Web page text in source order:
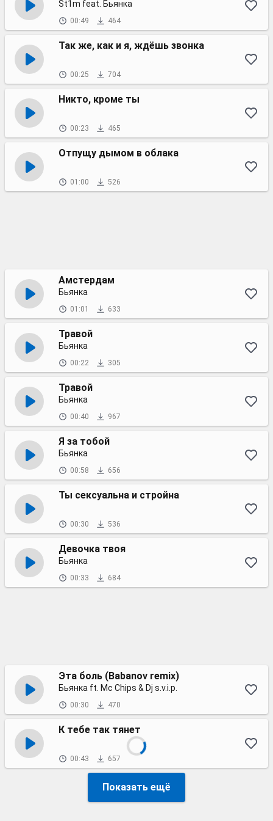
St1m feat. Бьянка
00:49 464
Так же, как и я, ждёшь звонка
00:25 704
Никто, кроме ты
00:23 465
Отпущу дымом в облака
01:00 526
Амстердам
Бьянка
01:01 633
Травой
Бьянка
00:22 305
Травой
Бьянка
00:40 967
Я за тобой
Бьянка
00:58 656
Ты сексуальна и стройна
00:30 536
Девочка твоя
Бьянка
00:33 684
Эта боль (Babanov remix)
Бьянка ft. Mc Chips & Dj s.v.i.p.
00:30 470
К тебе так тянет
00:43 657
Показать ещё